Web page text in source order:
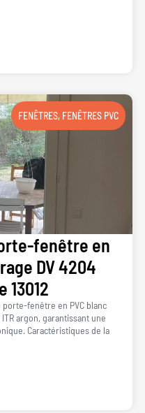
FENÊTRES, FENÊTRES PVC
fenêtre en
DV 4204
13012
fenêtre en PVC blanc
argon, garantissant une
Caractéristiques de la